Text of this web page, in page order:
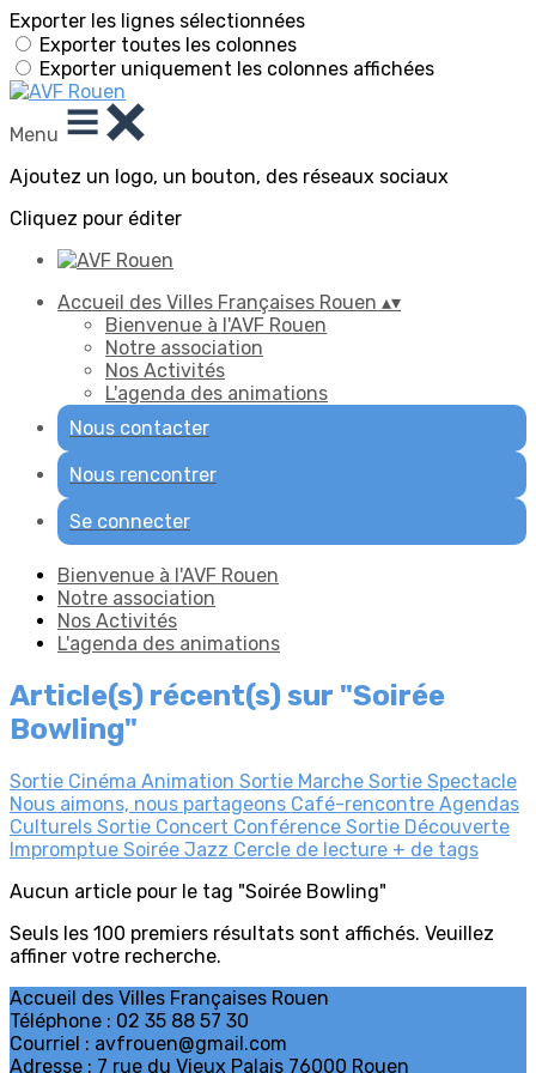
Exporter les lignes sélectionnées
Exporter toutes les colonnes
Exporter uniquement les colonnes affichées
Menu
Ajoutez un logo, un bouton, des réseaux sociaux
Cliquez pour éditer
Accueil des Villes Françaises Rouen ▴▾
Bienvenue à l'AVF Rouen
Notre association
Nos Activités
L'agenda des animations
Nous contacter
Nous rencontrer
Se connecter
Bienvenue à l'AVF Rouen
Notre association
Nos Activités
L'agenda des animations
Article(s) récent(s) sur "Soirée
Bowling"
Sortie Cinéma Animation Sortie Marche Sortie Spectacle
Nous aimons, nous partageons Café-rencontre Agendas
Culturels Sortie Concert Conférence Sortie Découverte
Impromptue Soirée Jazz Cercle de lecture + de tags
Aucun article pour le tag "Soirée Bowling"
Seuls les 100 premiers résultats sont affichés. Veuillez
affiner votre recherche.
Accueil des Villes Françaises Rouen
Téléphone : 02 35 88 57 30
Courriel : avfrouen@gmail.com
Adresse : 7 rue du Vieux Palais 76000 Rouen